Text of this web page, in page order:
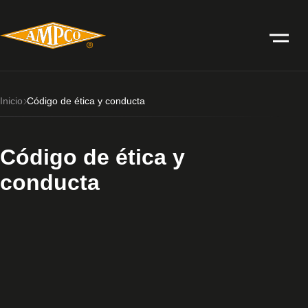
Inicio Código de ética y conducta
Código de ética y
conducta